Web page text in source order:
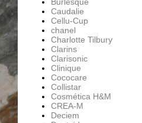
Caudalie
Cellu-Cup
chanel
Charlotte Tilbury
Clarins
Clarisonic
Clinique
Cococare
Collistar
Cosmética H&M
CREA-M
Deciem